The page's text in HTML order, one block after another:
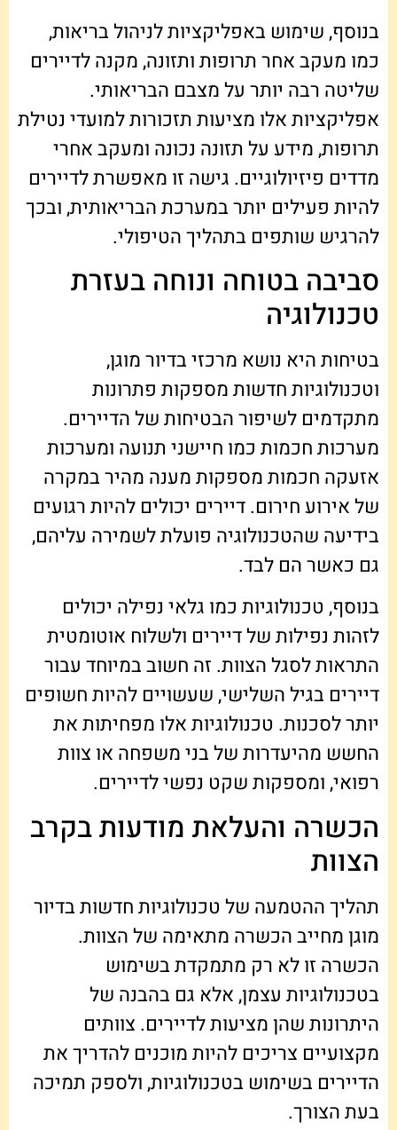
בנוסף, שימוש באפליקציות לניהול בריאות,
כמו מעקב אחר תרופות ותזונה, מקנה לדיירים
שליטה רבה יותר על מצבם הבריאותי.
אפליקציות אלו מציעות תזכורות למועדי נטילת
תרופות, מידע על תזונה נכונה ומעקב אחרי
מדדים פיזיולוגיים. גישה זו מאפשרת לדיירים
להיות פעילים יותר במערכת הבריאותית, ובכך
להרגיש שותפים בתהליך הטיפולי.
סביבה בטוחה ונוחה בעזרת
טכנולוגיה
בטיחות היא נושא מרכזי בדיור מוגן,
וטכנולוגיות חדשות מספקות פתרונות
מתקדמים לשיפור הבטיחות של הדיירים.
מערכות חכמות כמו חיישני תנועה ומערכות
אזעקה חכמות מספקות מענה מהיר במקרה
של אירוע חירום. דיירים יכולים להיות רגועים
בידיעה שהטכנולוגיה פועלת לשמירה עליהם,
גם כאשר הם לבד.
בנוסף, טכנולוגיות כמו גלאי נפילה יכולים
לזהות נפילות של דיירים ולשלוח אוטומטית
התראות לסגל הצוות. זה חשוב במיוחד עבור
דיירים בגיל השלישי, שעשויים להיות חשופים
יותר לסכנות. טכנולוגיות אלו מפחיתות את
החשש מהיעדרות של בני משפחה או צוות
רפואי, ומספקות שקט נפשי לדיירים.
הכשרה והעלאת מודעות בקרב
הצוות
תהליך ההטמעה של טכנולוגיות חדשות בדיור
מוגן מחייב הכשרה מתאימה של הצוות.
הכשרה זו לא רק מתמקדת בשימוש
בטכנולוגיות עצמן, אלא גם בהבנה של
היתרונות שהן מציעות לדיירים. צוותים
מקצועיים צריכים להיות מוכנים להדריך את
הדיירים בשימוש בטכנולוגיות, ולספק תמיכה
בעת הצורך.